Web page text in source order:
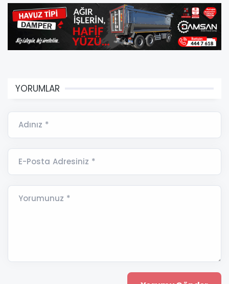
YORUMLAR
Adınız *
E-Posta Adresiniz *
Yorumunuz *